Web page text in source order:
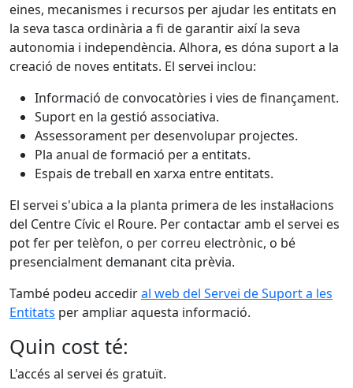
eines, mecanismes i recursos per ajudar les entitats en
la seva tasca ordinària a fi de garantir així la seva
autonomia i independència. Alhora, es dóna suport a la
creació de noves entitats. El servei inclou:
Informació de convocatòries i vies de finançament.
Suport en la gestió associativa.
Assessorament per desenvolupar projectes.
Pla anual de formació per a entitats.
Espais de treball en xarxa entre entitats.
El servei s'ubica a la planta primera de les instal·lacions
del Centre Cívic el Roure. Per contactar amb el servei es
pot fer per telèfon, o per correu electrònic, o bé
presencialment demanant cita prèvia.
També podeu accediral web del Servei de Suport a les
Entitats per ampliar aquesta informació.
Quin cost té:
L'accés al servei és gratuït.